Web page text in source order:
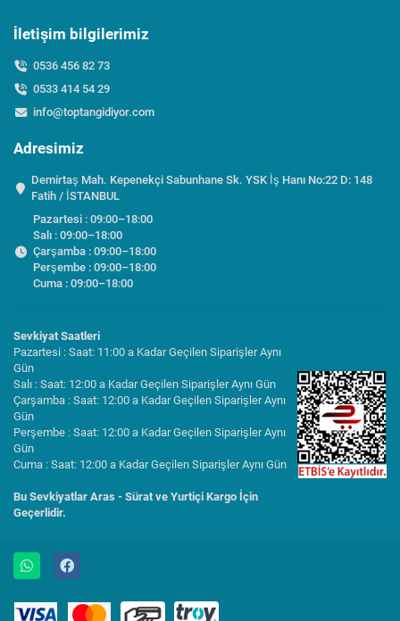
İletişim bilgilerimiz
0536 456 82 73
0533 414 54 29
info@toptangidiyor.com
Adresimiz
Demirtaş Mah. Kepenekçi Sabunhane Sk. YSK İş Hanı No:22 D: 148
Fatih / İSTANBUL
Pazartesi : 09:00–18:00
Salı : 09:00–18:00
Çarşamba : 09:00–18:00
Perşembe : 09:00–18:00
Cuma : 09:00–18:00
Sevkiyat Saatleri
Pazartesi : Saat: 11:00 a Kadar Geçilen Siparişler Aynı
Gün
Salı : Saat: 12:00 a Kadar Geçilen Siparişler Aynı Gün
Çarşamba : Saat: 12:00 a Kadar Geçilen Siparişler Aynı
Gün
Perşembe : Saat: 12:00 a Kadar Geçilen Siparişler Aynı
Gün
Cuma : Saat: 12:00 a Kadar Geçilen Siparişler Aynı Gün
Bu Sevkiyatlar Aras - Sürat ve Yurtiçi Kargo İçin
Geçerlidir.